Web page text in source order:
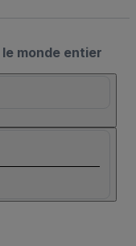
monde entier